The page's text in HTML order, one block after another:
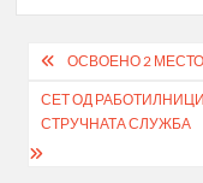
Post
navigation
ОСВОЕНО 2
СЕТ ОД
СТРУЧНАТА СЛУЖБА